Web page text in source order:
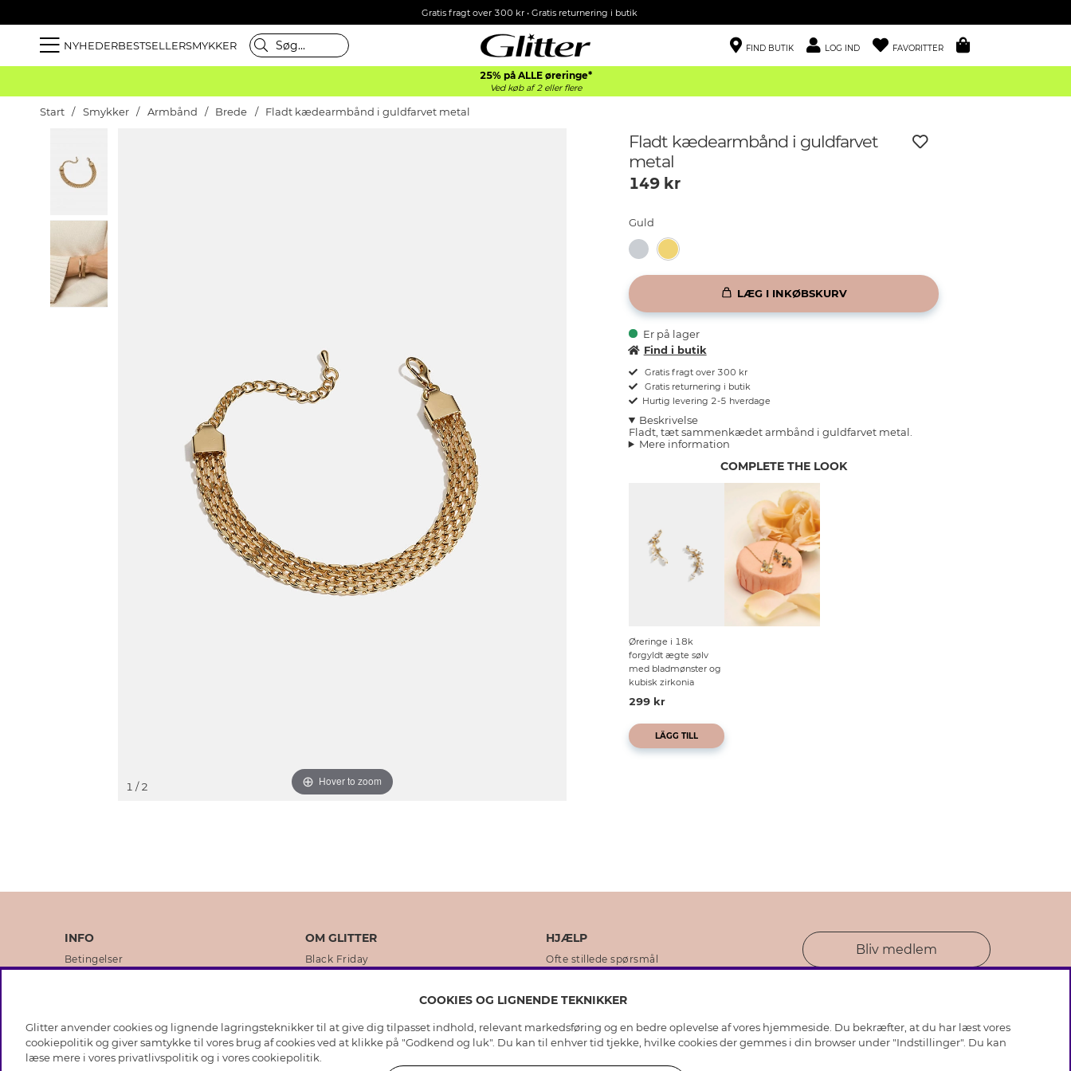
Gratis fragt over 300 kr • Gratis returnering i butik
NYHEDERBESTSELLERSMYKKER FIND BUTIK LOG IND FAVORITTER
25% på ALLE øreringe*
Ved køb af 2 eller flere
Start Smykker Armbånd Brede Fladt kædearmbånd i guldfarvet metal
Hover to zoom
1 / 2
Fladt kædearmbånd i guldfarvet
metal
149kr
Guld
LÆG I INKØBSKURV
Er på lager
Find i butik
Gratis fragt over 300 kr
Gratis returnering i butik
Hurtig levering 2-5 hverdage
Beskrivelse
Fladt, tæt sammenkædet armbånd i guldfarvet metal.
Mere information
COMPLETE THE LOOK
Øreringe i 18k
forgyldt ægte sølv
med bladmønster og
kubisk zirkonia
299 kr
LÄGG TILL
INFO
Betingelser
Medlemsbetingelser
OM GLITTER
Black Friday
Virksomhedens historie
HJÆLP
Ofte stillede spørsmål
Plejeråd ægte sølv
Plejeråd skindhandsker
Bliv medlem
COOKIES OG LIGNENDE TEKNIKKER
Glitter anvender cookies og lignende lagringsteknikker til at give dig tilpasset indhold, relevant markedsføring og en bedre oplevelse af vores hjemmeside. Du bekræfter, at du har læst vores
cookiepolitik og giver samtykke til vores brug af cookies ved at klikke på "Godkend og luk". Du kan til enhver tid tjekke, hvilke cookies der gemmes i din browser under "Indstillinger". Du kan
læse mere i vores privatlivspolitik og i vorescookiepolitik